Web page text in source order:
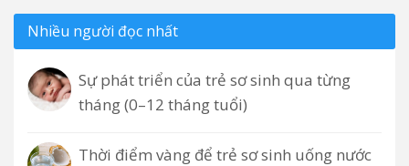
Nhiều người đọc nhất
Sự phát triển của trẻ sơ sinh qua từng
tháng (0–12 tháng tuổi)
Thời điểm vàng để trẻ sơ sinh uống nước